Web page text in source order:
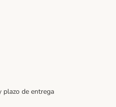
plazo de entrega